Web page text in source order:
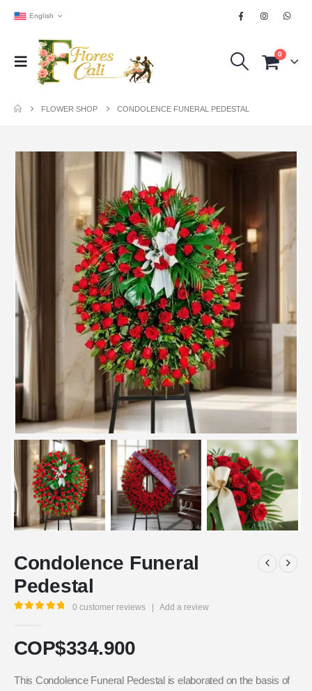
English
0
FLOWER SHOP CONDOLENCE FUNERAL PEDESTAL
Condolence Funeral
Pedestal
0 customer reviews Add a review
COP$334.900
This Condolence Funeral Pedestal is elaborated on the basis of